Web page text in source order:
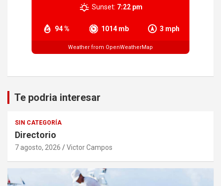
94 % 1014 mb 3 mph
Sunset: 7:22 pm
Weather from OpenWeatherMap
Te podria interesar
SIN CATEGORÍA
Directorio
7 agosto, 2026 Victor Campos